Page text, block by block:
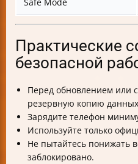
Практические
безопасной
Перед обновлением или
резервную копию
Зарядите телефон
Используйте только
Не пытайтесь понижать
заблокировано.